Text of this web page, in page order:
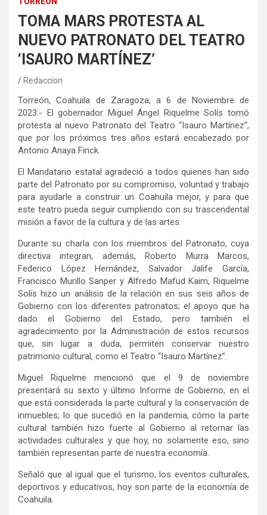
TOMA MARS PROTESTA AL
NUEVO PATRONATO DEL TEATRO
‘ISAURO MARTÍNEZ’
Redaccion
Torreón, Coahuila de Zaragoza; a 6 de Noviembre de
2023.- El gobernador Miguel Ángel Riquelme Solís tomó
protesta al nuevo Patronato del Teatro “Isauro Martínez”,
que por los próximos tres años estará encabezado por
Antonio Anaya Finck.
El Mandatario estatal agradeció a todos quienes han sido
parte del Patronato por su compromiso, voluntad y trabajo
para ayudarle a construir un Coahuila mejor, y para que
este teatro pueda seguir cumpliendo con su trascendental
misión a favor de la cultura y de las artes.
Durante su charla con los miembros del Patronato, cuya
directiva integran, además, Roberto Murra Marcos,
Federico López Hernández, Salvador Jalife García,
Francisco Murillo Sanper y Alfredo Mafud Kaim, Riquelme
Solís hizo un análisis de la relación en sus seis años de
Gobierno con los diferentes patronatos; el apoyo que ha
dado el Gobierno del Estado, pero también el
agradecimiento por la Administración de estos recursos
que, sin lugar a duda, permiten conservar nuestro
patrimonio cultural, como el Teatro “Isauro Martínez”.
Miguel Riquelme mencionó que el 9 de noviembre
presentará su sexto y último Informe de Gobierno, en el
que está considerada la parte cultural y la conservación de
inmuebles; lo que sucedió en la pandemia, cómo la parte
cultural también hizo fuerte al Gobierno al retornar las
actividades culturales y que hoy, no solamente eso, sino
también representan parte de nuestra economía.
Señaló que al igual que el turismo, los eventos culturales,
deportivos y educativos, hoy son parte de la economía de
Coahuila.